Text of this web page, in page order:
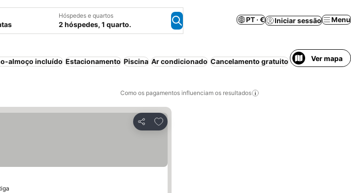
Hóspedes e quartos
2 hóspedes, 1 quarto.
PT · € Iniciar sessão Menu
almoço incluído Estacionamento Piscina Ar condicionado Cancelamento gratuito Aparthotel Wi-fi
Ver mapa
Como os pagamentos influenciam os resultados
Partilhar
Adicionar aos favoritos